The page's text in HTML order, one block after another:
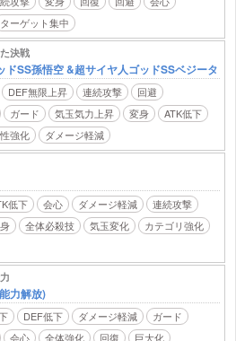
ターゲット集中
決戦
ドSS孫悟空 &超サイヤ人ゴッドSSベジータ
DEF無限上昇 連続攻撃
回避
ガード 気玉気力上昇 変身
ATK低下
強化 ダメージ軽減
低下 会心 ダメージ軽減
連続攻撃
全体必殺技 気玉変化
カテゴリ強化
力解放)
DEF低下 ダメージ軽減
ガード
会心 全体強化 回復
巨大化